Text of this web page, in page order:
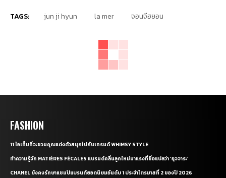
TAGS: jun ji hyun la mer จอนจีฮยอน
FASHION
11 ไอเท็มที่จะชวนคุณแต่งตัวสนุกไปกับเทรนด์ WHIMSY STYLE
ทำความรู้จัก MATIÈRES FÉCALES แบรนด์คลื่นลูกใหม่มาแรงที่ชื่อแปลว่า ‘อุจจาระ’
CHANEL ยังคงรักษาแชมป์แบรนด์ยอดนิยมอันดับ 1 ประจำไตรมาสที่ 2 ของปี 2026